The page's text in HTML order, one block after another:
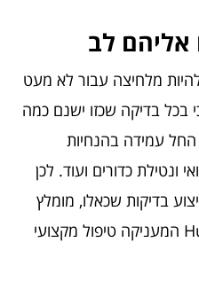
אליהם לב
מלחיצה עבור לא מעט
בכל בדיקה שכזו ישנם כמה
עמידה בהנחיות
ונטילת כדורים ועוד. לכן
בדיקות שכאלו, מומלץ
לפנות אל חברת Human Test המעניקה טיפול מקצועי